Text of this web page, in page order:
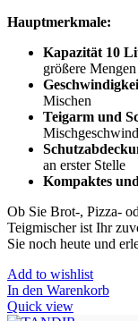
Hauptmerkmale:
Kapazität 10
größere Mengen
Mischen
Teigarm und
an erster Stelle
Kompaktes
Ob Sie Brot-, Pizza-
Teigmischer ist Ihr
Sie noch heute und
Add to wishlist
In den Warenkorb
Quick view